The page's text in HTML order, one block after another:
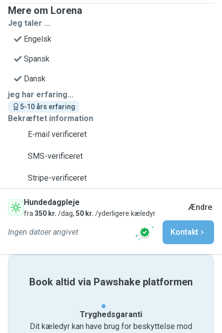
Mere om Lorena
Jeg taler ...
Engelsk
Spansk
Dansk
jeg har erfaring...
5-10 års erfaring
Bekræftet information
E-mail verificeret
SMS-verificeret
Stripe-verificeret
Hundedagpleje
fra 350 kr. /dag, 50 kr. /yderligere kæledyr
Ændre
Ingen datoer angivet Kontakt
Book altid via Pawshake platformen
Tryghedsgaranti
Dit kæledyr kan have brug for beskyttelse mod